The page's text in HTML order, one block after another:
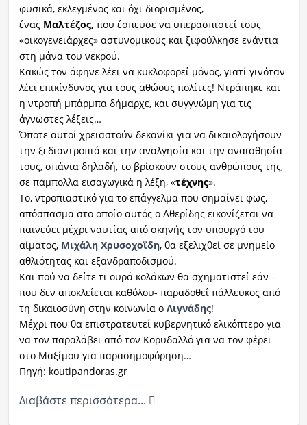
φυσικά, εκλεγμένος και όχι διορισμένος,
ένας Μαλτέζος, που έσπευσε να υπερασπιστεί τους
«οικογενειάρχες» αστυνομικούς και ξιφούλκησε ενάντια
στη μάνα του νεκρού.
Κακώς τον άφηνε λέει να κυκλοφορεί μόνος, γιατί γινόταν
λέει επικίνδυνος για τους αθώους πολίτες! Ντράπηκε και
η ντροπή μπάρμπα δήμαρχε, και συγγνώμη για τις
άγνωστες λέξεις…
Όποτε αυτοί χρειαστούν δεκανίκι για να δικαιολογήσουν
την ξεδιαντροπιά και την αναλγησία και την αναισθησία
τους, σπάνια δηλαδή, το βρίσκουν στους ανθρώπους της,
σε πάμπολλα εισαγωγικά η λέξη, «τέχνης».
Το, ντροπιαστικό για το επάγγελμα που σημαίνει φως,
απόσπασμα στο οποίο αυτός ο Αθερίδης εικονίζεται να
παινεύει μέχρι ναυτίας από σκηνής τον υπουργό του
αίματος, Μιχάλη Χρυσοχοΐδη, θα εξελιχθεί σε μνημείο
αθλιότητας και εξανδραποδισμού.
Και πού να δείτε τι ουρά κολάκων θα σχηματιστεί εάν –
που δεν αποκλείεται καθόλου- παραδοθεί πάλλευκος από
τη δικαιοσύνη στην κοινωνία ο Λιγνάδης!
Μέχρι που θα επιστρατευτεί κυβερνητικό ελικόπτερο για
να τον παραλάβει από τον Κορυδαλλό για να τον φέρει
στο Μαξίμου για παρασημοφόρηση…
Πηγή: koutipandoras.gr
Διαβάστε περισσότερα...